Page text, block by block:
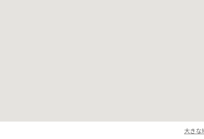
大きな